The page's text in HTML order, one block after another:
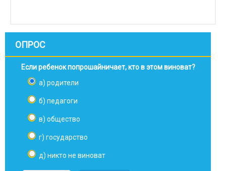
ОПРОС
Если ребенок попрошайничает, кто в этом виноват?
а) родители
б) педагоги
в) общество
г) государство
д) никто не виноват